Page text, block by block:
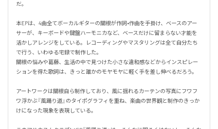
だ。
本EPは、4曲全てボーカルギターの關根が作詞•作曲を手掛け、ベースのアー
サーが、キーボードや鍵盤ハーモニカなど、ベースだけに留まらない才能を
活かしアレンジをしている。レコーディングやマスタリングは全て自分たち
で行う、いわゆる宅録で制作した。
關根の悩みや葛藤、生活の中で見つけた小さな違和感などからインスピレー
ションを得た歌詞は、きっと誰かのモヤモヤに軽く手を差し伸べるだろう。
アートワークは關根自ら制作しており、風に揺れるカーテンの写真にフワフ
ワ浮かぶ『風踊り道』のタイポグラフィを重ね、楽曲の世界観と制作のきっか
けになった現象を表現している。